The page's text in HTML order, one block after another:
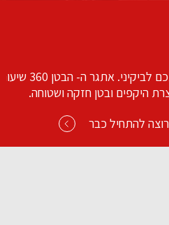
על פיתולים וכפיפות, לגמישות
בעמוד שדרה.
להתחיל כבר